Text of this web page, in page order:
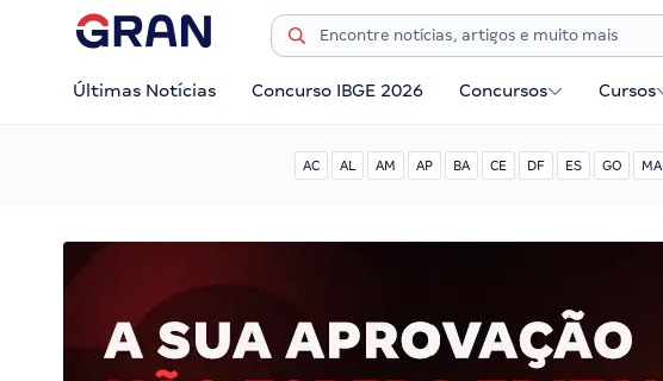
Últimas Notícias Concurso IBGE 2026 Concursos Cursos
AC AL AM AP BA CE DF ES GO MA